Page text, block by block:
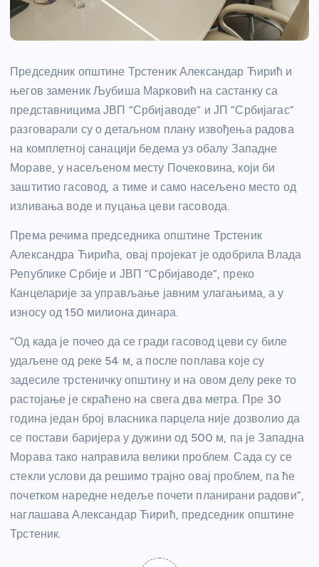
Председник општине Трстеник Александар Ћирић и
његов заменик Љубиша Марковић на састанку са
представницима ЈВП “Србијаводе” и ЈП “Србијагас”
разговарали су о детаљном плану извођења радова
на комплетној санацији бедема уз обалу Западне
Мораве, у насељеном месту Почековина, који би
заштитио гасовод, а тиме и само насељено место од
изливања воде и пуцања цеви гасовода.
Према речима председника општине Трстеник
Александра Ћирића, овај пројекат је одобрила Влада
Републике Србије и ЈВП “Србијаводе”, преко
Канцеларије за управљање јавним улагањима, а у
износу од 150 милиона динара.
“Од када је почео да се гради гасовод цеви су биле
удаљене од реке 54 м, а после поплава које су
задесиле трстеничку општину и на овом делу реке то
растојање је скраћено на свега два метра. Пре 30
година један број власника парцела није дозволио да
се постави баријера у дужини од 500 м, па је Западна
Морава тако направила велики проблем. Сада су се
стекли услови да решимо трајно овај проблем, па ће
почетком наредне недеље почети планирани радови”,
наглашава Александар Ћирић, председник општине
Трстеник.